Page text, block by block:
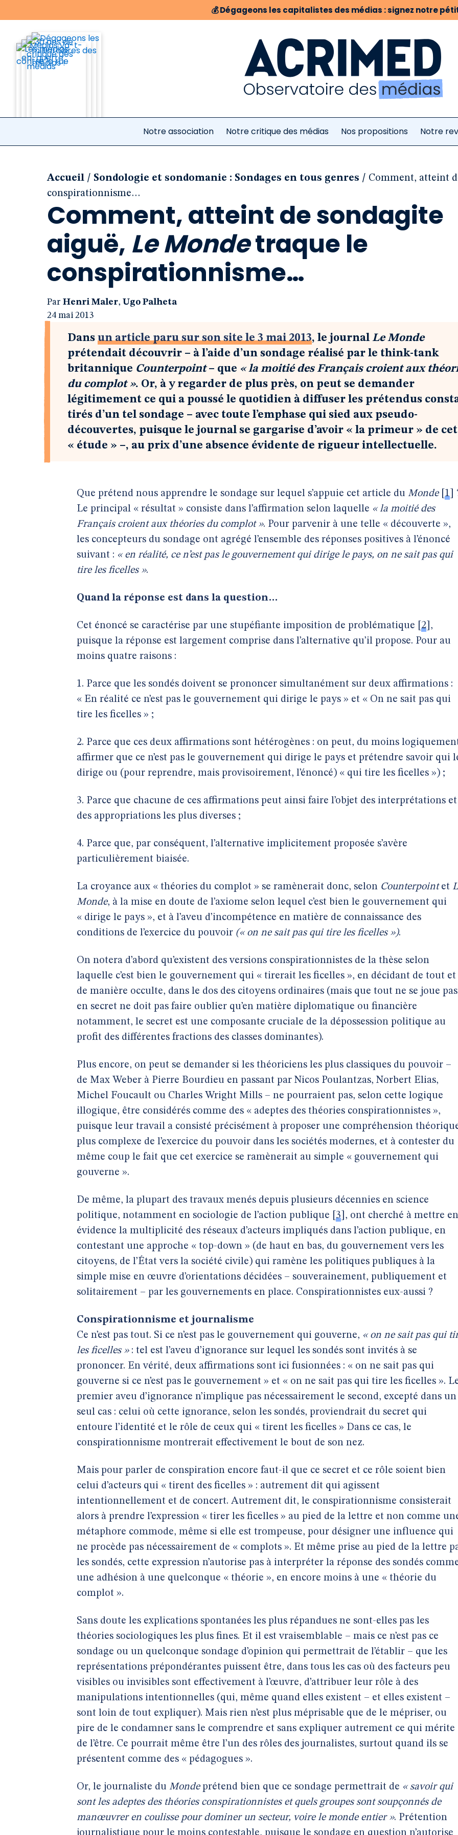
💰Dégageons les capitalistes des médias : signez notre
Notre association Notre critique des médias Nos propositions Notre
Accueil / Sondologie et sondomanie : Sondages en tous genres / Comment, atteint
conspirationnisme…
Comment, atteint de sondagite
aiguë, Le Mondetraque le
conspirationnisme…
Par Henri Maler, Ugo Palheta
24 mai 2013
Dans un article paru sur son site le 3 mai 2013, le journalLe Monde
prétendait découvrir – à l’aide d’un sondage réalisé par le think-tank
britannique Counterpoint– que « la moitié des Français croient aux
du complot ». Or, à y regarder de plus près, on peut se demander
légitimement ce qui a poussé le quotidien à diffuser les prétendus
tirés d’un tel sondage – avec toute l’emphase qui sied aux pseudo-
découvertes, puisque le journal se gargarise d’avoir « la primeur » de
« étude » –, au prix d’une absence évidente de rigueur intellectuelle.
Que prétend nous apprendre le sondage sur lequel s’appuie cet article du Monde[ 1
Le principal « résultat » consiste dans l’affirmation selon laquelle « la moitié des
Français croient aux théories du complot ». Pour parvenir à une telle « découverte »,
les concepteurs du sondage ont agrégé l’ensemble des réponses positives à l’énoncé
suivant : « en réalité, ce n’est pas le gouvernement qui dirige le pays, on ne sait pas qui
tire les ficelles ».
Quand la réponse est dans la question…
Cet énoncé se caractérise par une stupéfiante imposition de problématique 2 ,
puisque la réponse est largement comprise dans l’alternative qu’il propose. Pour au
moins quatre raisons :
1. Parce que les sondés doivent se prononcer simultanément sur deux affirmations :
« En réalité ce n’est pas le gouvernement qui dirige le pays » et « On ne sait pas qui
tire les ficelles » ;
2. Parce que ces deux affirmations sont hétérogènes : on peut, du moins
affirmer que ce n’est pas le gouvernement qui dirige le pays et prétendre savoir qui
dirige ou (pour reprendre, mais provisoirement, l’énoncé) « qui tire les ficelles ») ;
3. Parce que chacune de ces affirmations peut ainsi faire l’objet des interprétations et
des appropriations les plus diverses ;
4. Parce que, par conséquent, l’alternative implicitement proposée s’avère
particulièrement biaisée.
La croyance aux « théories du complot » se ramènerait donc, selon Counterpoint et
Monde, à la mise en doute de l’axiome selon lequel c’est bien le gouvernement qui
« dirige le pays », et à l’aveu d’incompétence en matière de connaissance des
conditions de l’exercice du pouvoir (« on ne sait pas qui tire les ficelles »).
On notera d’abord qu’existent des versions conspirationnistes de la thèse selon
laquelle c’est bien le gouvernement qui « tirerait les ficelles », en décidant de tout et
de manière occulte, dans le dos des citoyens ordinaires (mais que tout ne se joue pas
en secret ne doit pas faire oublier qu’en matière diplomatique ou financière
notamment, le secret est une composante cruciale de la dépossession politique au
profit des différentes fractions des classes dominantes).
Plus encore, on peut se demander si les théoriciens les plus classiques du pouvoir –
de Max Weber à Pierre Bourdieu en passant par Nicos Poulantzas, Norbert Elias,
Michel Foucault ou Charles Wright Mills – ne pourraient pas, selon cette logique
illogique, être considérés comme des « adeptes des théories conspirationnistes »,
puisque leur travail a consisté précisément à proposer une compréhension
plus complexe de l’exercice du pouvoir dans les sociétés modernes, et à contester du
même coup le fait que cet exercice se ramènerait au simple « gouvernement qui
gouverne ».
De même, la plupart des travaux menés depuis plusieurs décennies en science
politique, notamment en sociologie de l’action publique
3 , ont cherché à mettre en
évidence la multiplicité des réseaux d’acteurs impliqués dans l’action publique, en
contestant une approche « top-down » (de haut en bas, du gouvernement vers les
citoyens, de l’État vers la société civile) qui ramène les politiques publiques à la
simple mise en œuvre d’orientations décidées – souverainement, publiquement et
solitairement – par les gouvernements en place. Conspirationnistes eux-aussi ?
Conspirationnisme et journalisme
Ce n’est pas tout. Si ce n’est pas le gouvernement qui gouverne, « on ne sait pas qui
les ficelles »: tel est l’aveu d’ignorance sur lequel les sondés sont invités à se
prononcer. En vérité, deux affirmations sont ici fusionnées : « on ne sait pas qui
gouverne si ce n’est pas le gouvernement » et « on ne sait pas qui tire les ficelles ».
premier aveu d’ignorance n’implique pas nécessairement le second, excepté dans un
seul cas : celui où cette ignorance, selon les sondés, proviendrait du secret qui
entoure l’identité et le rôle de ceux qui « tirent les ficelles » Dans ce cas, le
conspirationnisme montrerait effectivement le bout de son nez.
Mais pour parler de conspiration encore faut-il que ce secret et ce rôle soient bien
celui d’acteurs qui « tirent des ficelles » : autrement dit qui agissent
intentionnellement et de concert. Autrement dit, le conspirationnisme consisterait
alors à prendre l’expression « tirer les ficelles » au pied de la lettre et non comme
métaphore commode, même si elle est trompeuse, pour désigner une influence qui
ne procède pas nécessairement de « complots ». Et même prise au pied de la lettre
les sondés, cette expression n’autorise pas à interpréter la réponse des sondés
une adhésion à une quelconque « théorie », en encore moins à une « théorie du
complot ».
Sans doute les explications spontanées les plus répandues ne sont-elles pas les
théories sociologiques les plus fines. Et il est vraisemblable – mais ce n’est pas ce
sondage ou un quelconque sondage d’opinion qui permettrait de l’établir – que les
représentations prépondérantes puissent être, dans tous les cas où des facteurs peu
visibles ou invisibles sont effectivement à l’œuvre, d’attribuer leur rôle à des
manipulations intentionnelles (qui, même quand elles existent – et elles existent –
sont loin de tout expliquer). Mais rien n’est plus méprisable que de le mépriser, ou
pire de le condamner sans le comprendre et sans expliquer autrement ce qui mérite
de l’être. Ce pourrait même être l’un des rôles des journalistes, surtout quand ils se
présentent comme des « pédagogues ».
Or, le journaliste du Monde prétend bien que ce sondage permettrait de « savoir qui
sont les adeptes des théories conspirationnistes et quels groupes sont soupçonnés de
manœuvrer en coulisse pour dominer un secteur, voire le monde entier ». Prétention
journalistique pour le moins contestable, puisque le sondage en question n’autorise